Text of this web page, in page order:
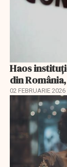
Haos
din
02 FEBRUARIE 2026